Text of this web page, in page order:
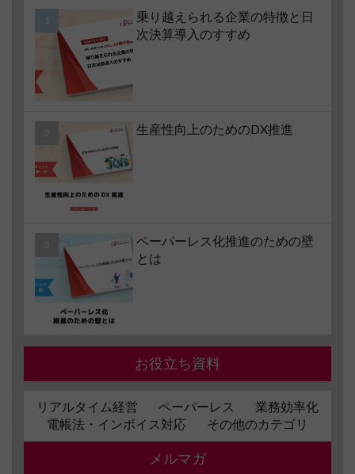
乗り越えられる企業の特徴と日
次決算導入のすすめ
生産性向上のためのDX推進
ペーパーレス化推進のための壁
とは
お役立ち資料
リアルタイム経営 ペーパーレス
業務効率化
電帳法・インボイス対応
その他のカテゴリ
メルマガ